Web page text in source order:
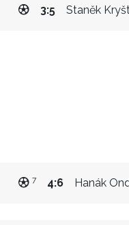
Staněk
3:5
Hanák
4:6
7